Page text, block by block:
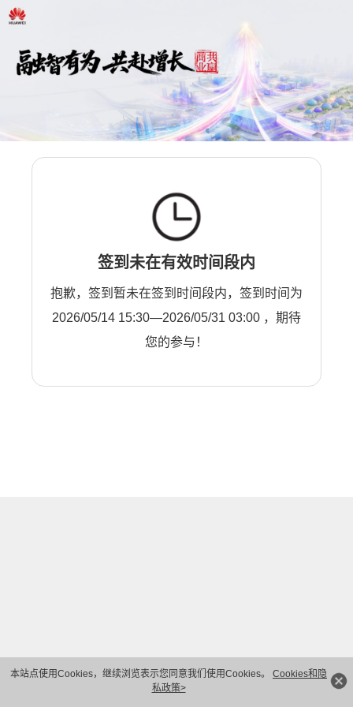
本站点使用Cookies，继续浏览表示您同意我们使用Cookies。 Cookies和隐
私政策>
签到未在有效时间段内
抱歉，签到暂未在签到时间段内，签到时间为
2026/05/14 15:30—2026/05/31 03:00 ，期待
您的参与！